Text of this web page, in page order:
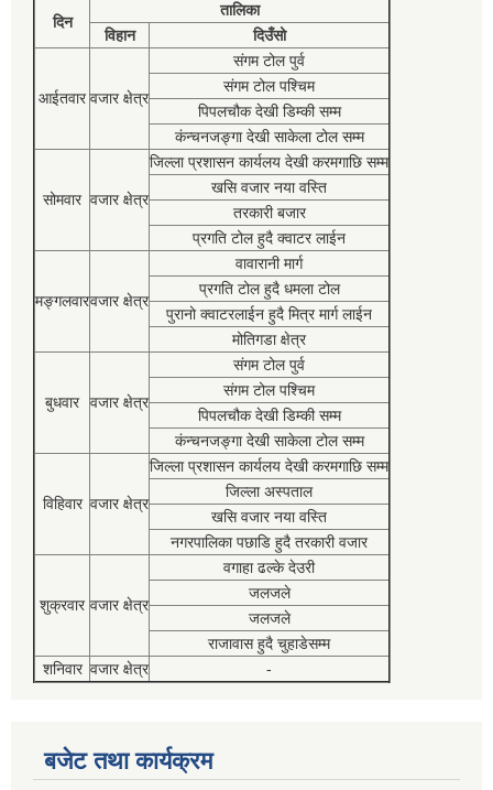
दिन
तालिका
विहान
दिउँसो
आईतवार वजार क्षेत्र
संगम टोल पुर्व
संगम टोल पश्चिम
पिपलचौक देखी डिम्की सम्म
कंन्चनजङ्गा देखी साकेला टोल सम्म
सोमवार वजार क्षेत्र
जिल्ला प्रशासन कार्यलय देखी करमगाछि सम्म
खसि वजार नया वस्ति
तरकारी बजार
प्रगति टोल हुदै क्वाटर लाईन
मङ्गलवारवजार क्षेत्र
वावारानी मार्ग
प्रगति टोल हुदै धमला टोल
पुरानो क्वाटरलाईन हुदै मित्र मार्ग लाईन
मोतिगडा क्षेत्र
बुधवार वजार क्षेत्र
संगम टोल पुर्व
संगम टोल पश्चिम
पिपलचौक देखी डिम्की सम्म
कंन्चनजङ्गा देखी साकेला टोल सम्म
विहिवार वजार क्षेत्र
जिल्ला प्रशासन कार्यलय देखी करमगाछि सम्म
जिल्ला अस्पताल
खसि वजार नया वस्ति
नगरपालिका पछाडि हुदै तरकारी वजार
शुक्रवार वजार क्षेत्र
वगाहा ढल्के देउरी
जलजले
जलजले
राजावास हुदै चुहाडेसम्म
शनिवार वजार क्षेत्र -
बजेट तथा कार्यक्रम